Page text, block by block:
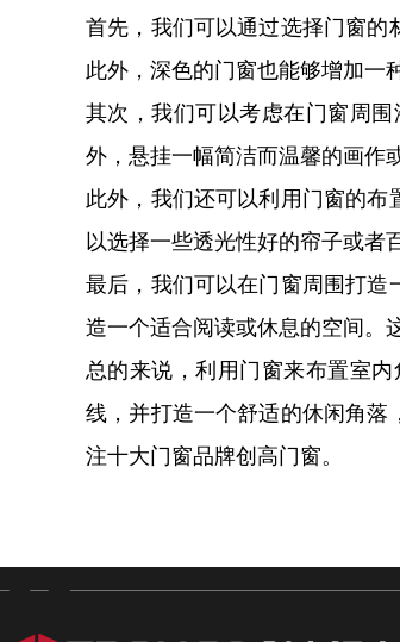
首先，我们可以通过选择门窗的
此外，深色的门窗也能够增加一
其次，我们可以考虑在门窗周
外，悬挂一幅简洁而温馨的画作
此外，我们还可以利用门窗的
以选择一些透光性好的帘子或者
最后，我们可以在门窗周围打造
造一个适合阅读或休息的空间。
总的来说，利用门窗来布置室
线，并打造一个舒适的休闲角落
注十大门窗品牌创高门窗。